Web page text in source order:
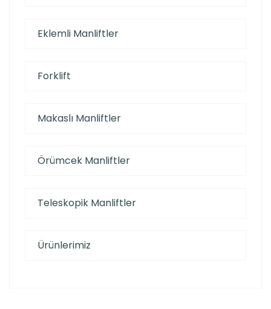
Eklemli Manliftler
Forklift
Makaslı Manliftler
Örümcek Manliftler
Teleskopik Manliftler
Ürünlerimiz